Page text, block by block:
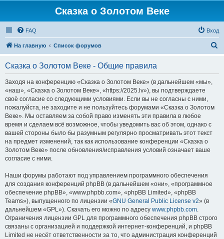
Сказка о Золотом Веке
FAQ Вход
На главную Список форумов
Сказка о Золотом Веке - Общие правила
Заходя на конференцию «Сказка о Золотом Веке» (в дальнейшем «мы»,
«наш», «Сказка о Золотом Веке», «https://2025.lv»), вы подтверждаете
своё согласие со следующими условиями. Если вы не согласны с ними,
пожалуйста, не заходите и не пользуйтесь форумами «Сказка о Золотом
Веке». Мы оставляем за собой право изменять эти правила в любое
время и сделаем всё возможное, чтобы уведомить вас об этом, однако с
вашей стороны было бы разумным регулярно просматривать этот текст
на предмет изменений, так как использование конференции «Сказка о
Золотом Веке» после обновления/исправления условий означает ваше
согласие с ними.
Наши форумы работают под управлением программного обеспечения
для создания конференций phpBB (в дальнейшем «они», «программное
обеспечение phpBB», «www.phpbb.com», «phpBB Limited», «phpBB
Teams»), выпущенного по лицензии «GNU General Public License v2» (в
дальнейшем «GPL»). Скачать его можно по адресу www.phpbb.com.
Ограничения лицензии GPL для программного обеспечения phpBB строго
связаны с организацией и поддержкой интернет-конференций, и phpBB
Limited не несёт ответственности за то, что администрация конференций